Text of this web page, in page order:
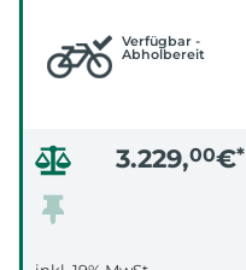
Verfügbar -
Abholbereit
3.229,00€*